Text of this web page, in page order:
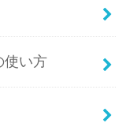
使い方